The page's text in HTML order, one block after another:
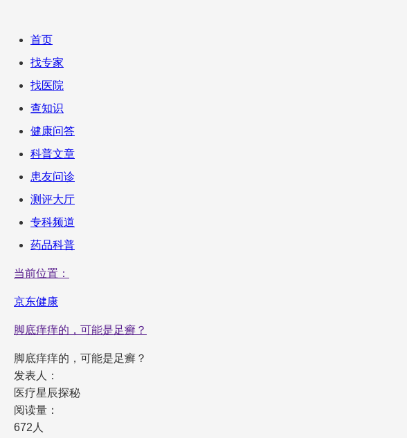
首页
找专家
找医院
查知识
健康问答
科普文章
患友问诊
测评大厅
专科频道
药品科普
当前位置：
京东健康
脚底痒痒的，可能是足癣？
脚底痒痒的，可能是足癣？
发表人：
医疗星辰探秘
阅读量：
672人